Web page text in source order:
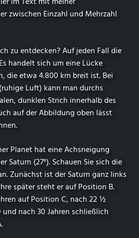
zwischen Einzahl und Mehrzahl
zu entdecken? Auf jeden Fall die
handelt sich um eine Lücke
die etwa 4.800 km breit ist. Bei
Luft) kann man durchs
dunklen Strich innerhalb des
auf der Abbildung oben lässt
Planet hat eine Achsneigung
Saturn (27°). Schauen Sie sich die
Zunächst ist der Saturn ganz links
später steht er auf Position B.
auf Position C, nach 22 ½
nach 30 Jahren schließlich